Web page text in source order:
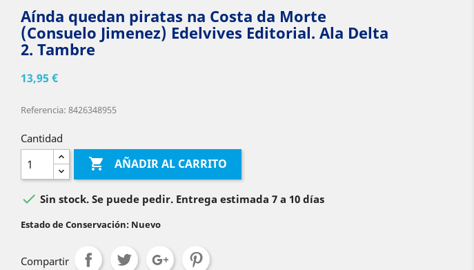
Aínda quedan piratas na Costa da Morte
(Consuelo Jimenez) Edelvives Editorial. Ala Delta
2. Tambre
13,95 €
Referencia: 8426348955
Cantidad
 AÑADIR AL CARRITO
 Sin stock. Se puede pedir. Entrega estimada 7 a 10 días
Estado de Conservación: Nuevo
Compartir